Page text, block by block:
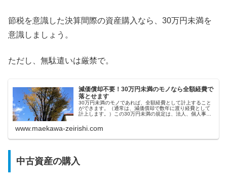
節税を意識した決算間際の資産購入なら、30万円未満を
意識しましょう。
ただし、無駄遣いは厳禁で。
減価償却不要！30万円未満のモノなら全額経費で
落とせます
30万円未満のモノであれば、全額経費として計上すること
ができます。（通常は、減価償却で数年に渡り経費として
計上します。）この30万円未満の規定は、法人、個人事業
www.maekawa-zeirishi.com
中古資産の購入